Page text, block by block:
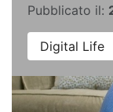
Pubblicato il:
Digital Life